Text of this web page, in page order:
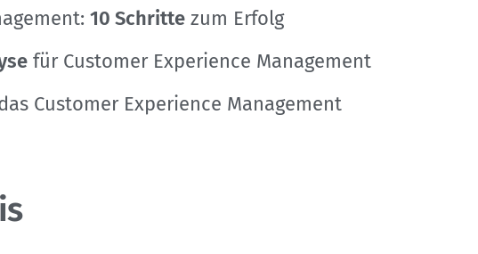
10 Schrittezum Erfolg
für Customer Experience Management
Customer Experience Management